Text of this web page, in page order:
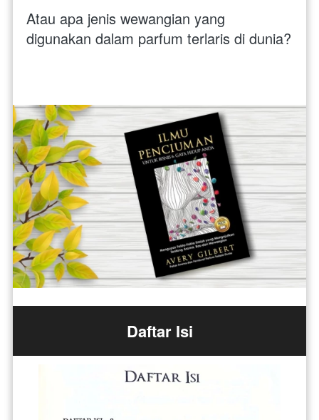
Atau apa jenis wewangian yang
digunakan dalam parfum terlaris di dunia?
Daftar Isi